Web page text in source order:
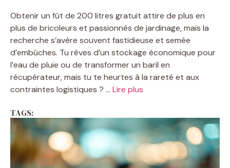
Obtenir un fût de 200 litres gratuit attire de plus en
plus de bricoleurs et passionnés de jardinage, mais la
recherche s’avère souvent fastidieuse et semée
d’embûches. Tu rêves d’un stockage économique pour
l’eau de pluie ou de transformer un baril en
récupérateur, mais tu te heurtes à la rareté et aux
contraintes logistiques ? ... Lire plus
TAGS: